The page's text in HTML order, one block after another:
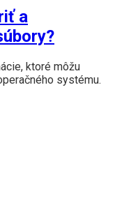
a
ktoré môžu
systému.